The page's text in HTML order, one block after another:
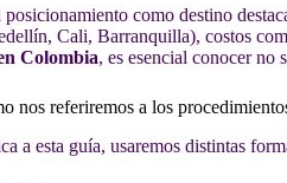
posicionamiento como destino
Cali, Barranquilla), costos
Colombia, es esencial conocer no
nos referiremos a los
a esta guía, usaremos distintas